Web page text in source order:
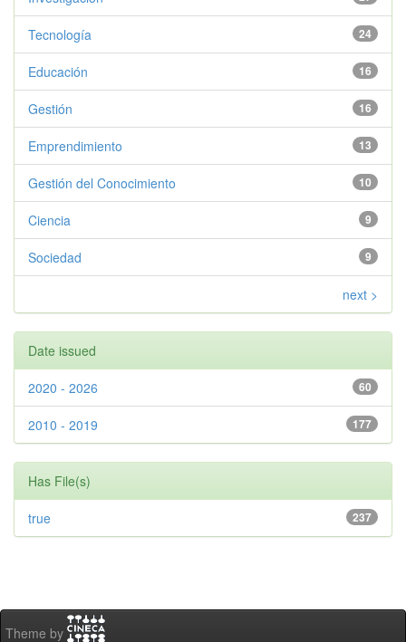
24
Tecnología
16
Educación
16
Gestión
13
Emprendimiento
10
Gestión del Conocimiento
9
Ciencia
9
Sociedad
next >
Date issued
60
2020 - 2026
177
2010 - 2019
Has File(s)
237
true
Theme by